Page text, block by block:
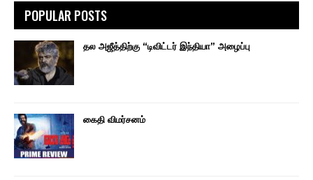
POPULAR POSTS
தல அஜீத்திற்கு “டிவிட்டர் இந்தியா” அழைப்பு
கைதி விமர்சனம்